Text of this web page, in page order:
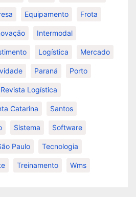
Equipamento Frota
Intermodal
Logística Mercado
Paraná Porto
Revista Logística
Catarina Santos
Sistema Software
Paulo Tecnologia
Treinamento Wms